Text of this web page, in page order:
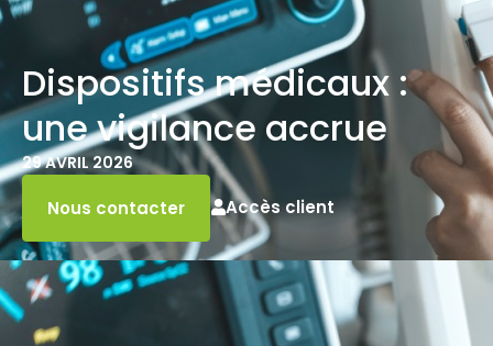
Dispositifs médicaux :
une vigilance accrue
29 AVRIL 2026
Nous contacter Accès client